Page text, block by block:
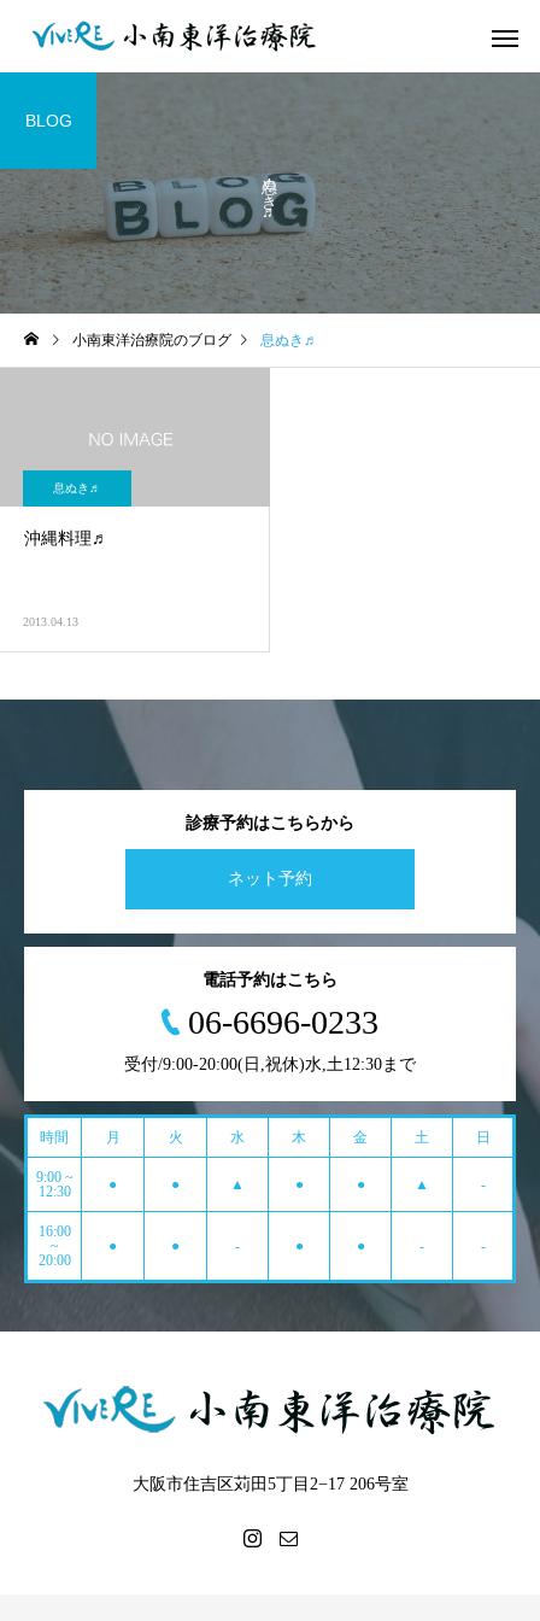
息ぬき♬
BLOG
小南東洋治療院のブログ 息ぬき♬
息ぬき♬
沖縄料理♬
2013.04.13
診療予約はこちらから
ネット予約
電話予約はこちら
06-6696-0233
受付/9:00-20:00(日,祝休)水,土12:30まで
時間 月 火 水 木 金 土 日
9:00 ~
12:30
● ● ▲ ● ● ▲ -
16:00
~
20:00
● ● - ● ● - -
大阪市住吉区苅田5丁目2−17 206号室